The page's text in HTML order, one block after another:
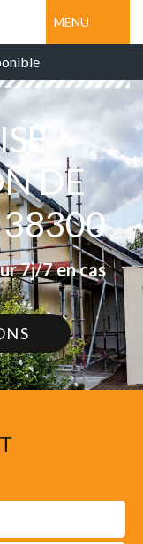
MENU
DE
38300
7j/7 en cas